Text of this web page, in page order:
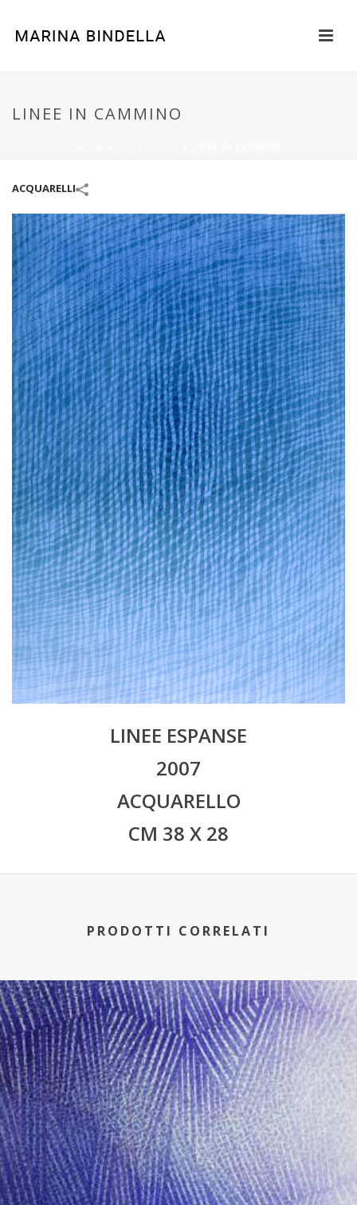
LINEE IN CAMMINO
ACQUARELLI
LINEE ESPANSE
2007
ACQUARELLO
CM 38 X 28
PRODOTTI CORRELATI